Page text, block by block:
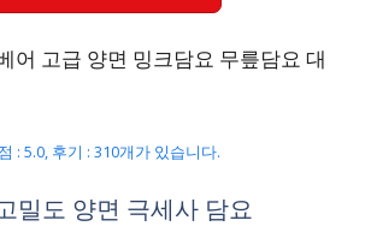
어 고급 양면 밍크담요 무릎담요 대
: 5.0, 후기 : 310개가 있습니다.
밀도 양면 극세사 담요